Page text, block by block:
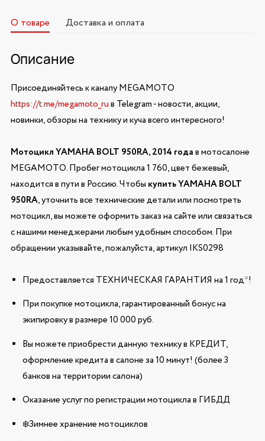
О товаре Доставка и оплата
Описание
Присоединяйтесь к каналу MEGAMOTO
https://t.me/megamoto_ruв Telegram - новости, акции,
новинки, обзоры на технику и куча всего интересного!
Мотоцикл YAMAHA BOLT 950RA, 2014 годав мотосалоне
MEGAMOTO. Пробег мотоцикла 1 760, цвет бежевый,
находится в пути в Россию. Чтобы купить YAMAHA BOLT
950RA, уточнить все технические детали или посмотреть
мотоцикл, вы можете оформить заказ на сайте или связаться
с нашими менеджерами любым удобным способом. При
обращении указывайте, пожалуйста, артикул IKS0298
Предоставляется ТЕХНИЧЕСКАЯ ГАРАНТИЯ на 1 год*!
При покупке мотоцикла, гарантированный бонус на
экипировку в размере 10 000 руб.
Вы можете приобрести данную технику в КРЕДИТ,
оформление кредита в салоне за 10 минут! (более 3
банков на территории салона)
Оказание услуг по регистрации мотоцикла в ГИБДД
❄️Зимнее хранение мотоциклов